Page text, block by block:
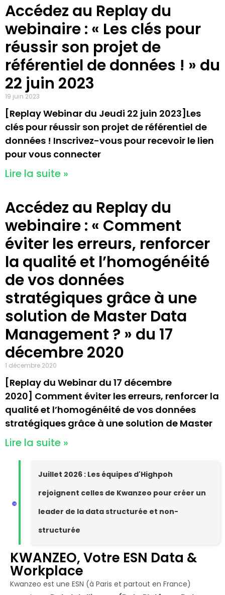
Accédez au Replay du
webinaire : « Les clés pour
réussir son projet de
référentiel de données ! » du
22 juin 2023
19 juin 2023
[Replay Webinar du Jeudi 22 juin 2023]Les
clés pour réussir son projet de référentiel de
données ! Inscrivez-vous pour recevoir le lien
pour vous connecter
Lire la suite »
Accédez au Replay du
webinaire : « Comment
éviter les erreurs, renforcer
la qualité et l’homogénéité
de vos données
stratégiques grâce à une
solution de Master Data
Management ? » du 17
décembre 2020
1 décembre 2020
[Replay du Webinar du 17 décembre
2020] Comment éviter les erreurs, renforcer la
qualité et l’homogénéité de vos données
stratégiques grâce à une solution de Master
Lire la suite »
Juillet 2026 : Les équipes d'Highpoh
rejoignent celles de Kwanzeo pour créer un
leader de la data structurée et non-
structurée
KWANZEO, Votre ESN Data &
Workplace
Kwanzeo est une ESN (à Paris et partout en France)